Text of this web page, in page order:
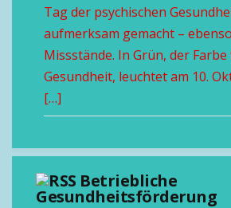
Tag der psychischen
aufmerksam gemacht –
Missstände. In Grün, der
Gesundheit, leuchtet am 10.
[…]
Betriebliche
Gesundheitsförderung